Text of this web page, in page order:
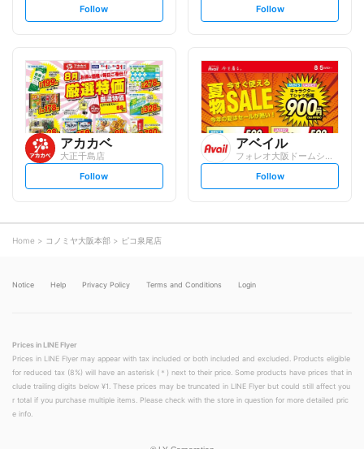
s
t
l
o
w
Follow
s
t
l
o
w
Follow
アカカベ
大正千島店
s
t
o
w
Follow
アベイル
フォレオ大阪ドームシティFM店
s
t
Follow
Home コノミヤ大阪本部 ピコ泉尾店
Notice Help Privacy Policy Terms and Conditions Login
Prices in LINE Flyer
Prices in LINE Flyer may appear with tax included or both included and excluded. Products eligible
for reduced tax (8%) will have an asterisk (＊) next to their price. Some products have prices that in
clude trailing digits below ¥1. These prices may be truncated in LINE Flyer but could still affect you
r total if you purchase multiple items. Please check with the store in question for more detailed pric
e info.